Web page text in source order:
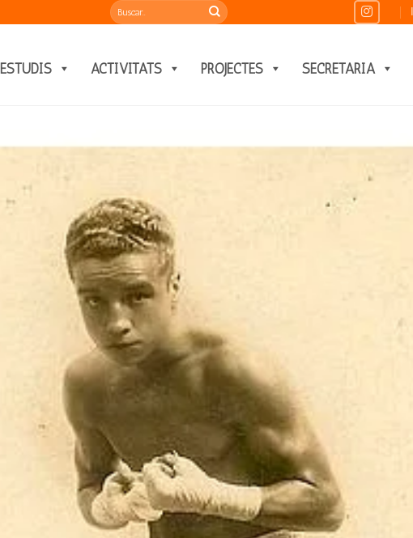
ESTUDIS ACTIVITATS PROJECTES SECRETARIA